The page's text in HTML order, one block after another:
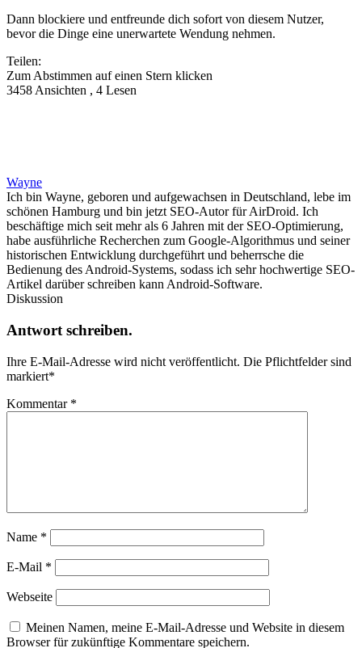
Dann blockiere und entfreunde dich sofort von diesem Nutzer,
bevor die Dinge eine unerwartete Wendung nehmen.
Teilen:
Zum Abstimmen auf einen Stern klicken
3458 Ansichten , 4 Lesen
Wayne
Ich bin Wayne, geboren und aufgewachsen in Deutschland, lebe im
schönen Hamburg und bin jetzt SEO-Autor für AirDroid. Ich
beschäftige mich seit mehr als 6 Jahren mit der SEO-Optimierung,
habe ausführliche Recherchen zum Google-Algorithmus und seiner
historischen Entwicklung durchgeführt und beherrsche die
Bedienung des Android-Systems, sodass ich sehr hochwertige SEO-
Artikel darüber schreiben kann Android-Software.
Diskussion
Antwort schreiben.
Ihre E-Mail-Adresse wird nicht veröffentlicht. Die Pflichtfelder sind
markiert*
Kommentar *
Name *
E-Mail *
Webseite
Meinen Namen, meine E-Mail-Adresse und Website in diesem
Browser für zukünftige Kommentare speichern.